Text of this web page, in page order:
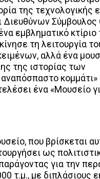
της τεχνολογικής
Σύμβουλος
εμβληματικό κτίριο
τη λειτουργία
αλλά ένα
της ιστορίας των
αναπόσπαστο
ένα «Μουσείο
που βρίσκεται
ως
για την
τ.μ., με διπλάσιους